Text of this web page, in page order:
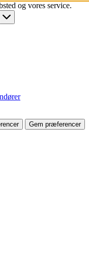
og vores service.
Gem præferencer